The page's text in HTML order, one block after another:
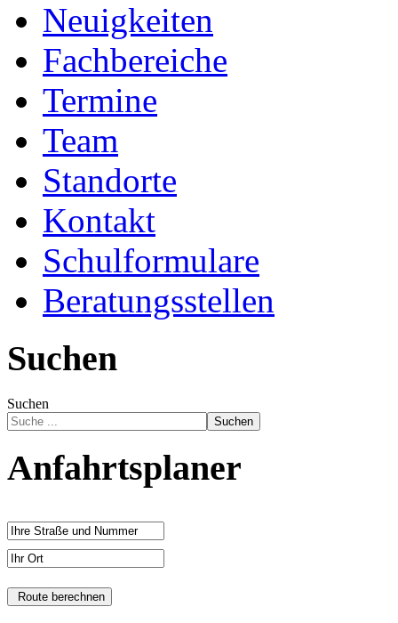
Neuigkeiten
Fachbereiche
Termine
Team
Standorte
Kontakt
Schulformulare
Beratungsstellen
Suchen
Suchen
Suchen
Anfahrtsplaner